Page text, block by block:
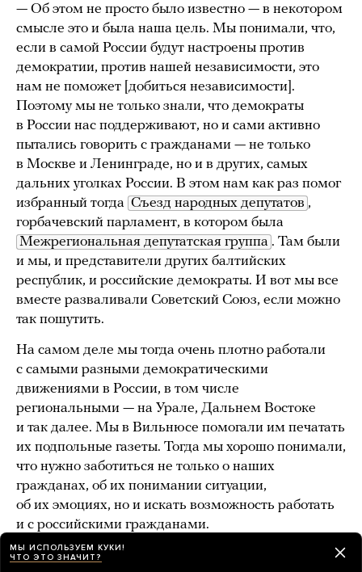
— Об этом не просто было известно — в некотором
смысле это и была наша цель. Мы понимали, что,
если в самой России будут настроены против
демократии, против нашей независимости, это
нам не поможет [добиться независимости].
Поэтому мы не только знали, что демократы
в России нас поддерживают, но и сами активно
пытались говорить с гражданами — не только
в Москве и Ленинграде, но и в других, самых
дальних уголках России. В этом нам как раз помог
избранный тогда Съезд народных депутатов ,
горбачевский парламент, в котором была
Межрегиональная депутатская группа . Там были
и мы, и представители других балтийских
республик, и российские демократы. И вот мы все
вместе разваливали Советский Союз, если можно
так пошутить.
На самом деле мы тогда очень плотно работали
с самыми разными демократическими
движениями в России, в том числе
региональными — на Урале, Дальнем Востоке
и так далее. Мы в Вильнюсе помогали им печатать
их подпольные газеты. Тогда мы хорошо понимали,
что нужно заботиться не только о наших
гражданах, об их понимании ситуации,
об их эмоциях, но и искать возможность работать
и с российскими гражданами.
О ГОРБАЧЕВЕ И ЕГО ПОЛИТИКЕ
МЫ ИСПОЛЬЗУЕМ КУКИ!
ЧТО ЭТО ЗНАЧИТ?